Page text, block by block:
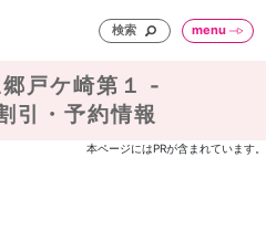
検索 menu
戸ケ崎第１ -
引・予約情報
本ページにはPRが含まれています。